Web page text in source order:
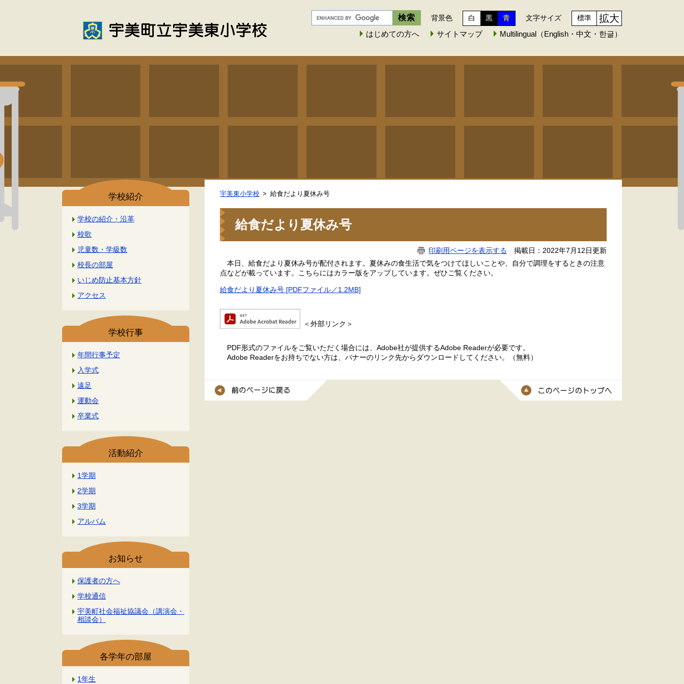
背景色 白 黒 青 文字サイズ 標準 拡大
はじめての方へ サイトマップ Multilingual（English・中文・한글）
学校紹介
学校の紹介・沿革
校歌
児童数・学級数
校長の部屋
いじめ防止基本方針
アクセス
学校行事
年間行事予定
入学式
遠足
運動会
卒業式
活動紹介
1学期
2学期
3学期
アルバム
お知らせ
保護者の方へ
学校通信
宇美町社会福祉協議会（講演会・
相談会）
各学年の部屋
1年生
宇美東小学校 給食だより夏休み号
給食だより夏休み号
印刷用ページを表示する 掲載日：2022年7月12日更新
本日、給食だより夏休み号が配付されます。夏休みの食生活で気をつけてほしいことや、自分で調理をするときの注意
点などが載っています。こちらにはカラー版をアップしています。ぜひご覧ください。
給食だより夏休み号 [PDFファイル／1.2MB]
＜外部リンク＞
PDF形式のファイルをご覧いただく場合には、Adobe社が提供するAdobe Readerが必要です。
Adobe Readerをお持ちでない方は、バナーのリンク先からダウンロードしてください。（無料）